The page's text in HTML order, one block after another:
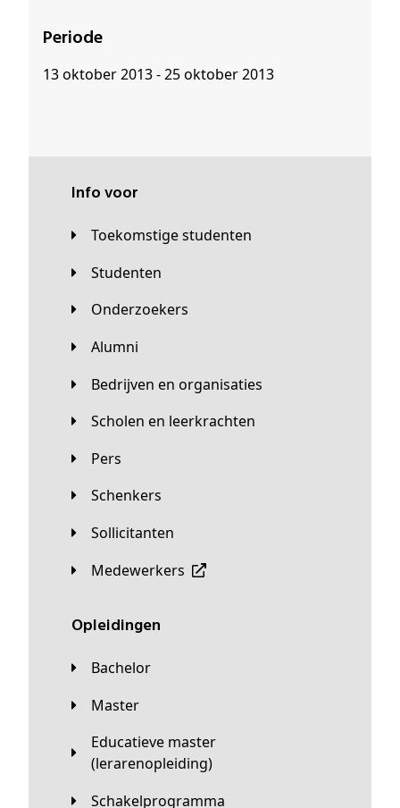
Periode
13 oktober 2013 - 25 oktober 2013
Info voor
Toekomstige studenten
Studenten
Onderzoekers
Alumni
Bedrijven en organisaties
Scholen en leerkrachten
Pers
Schenkers
Sollicitanten
Medewerkers
Opleidingen
Bachelor
Master
Educatieve master
(lerarenopleiding)
Schakelprogramma